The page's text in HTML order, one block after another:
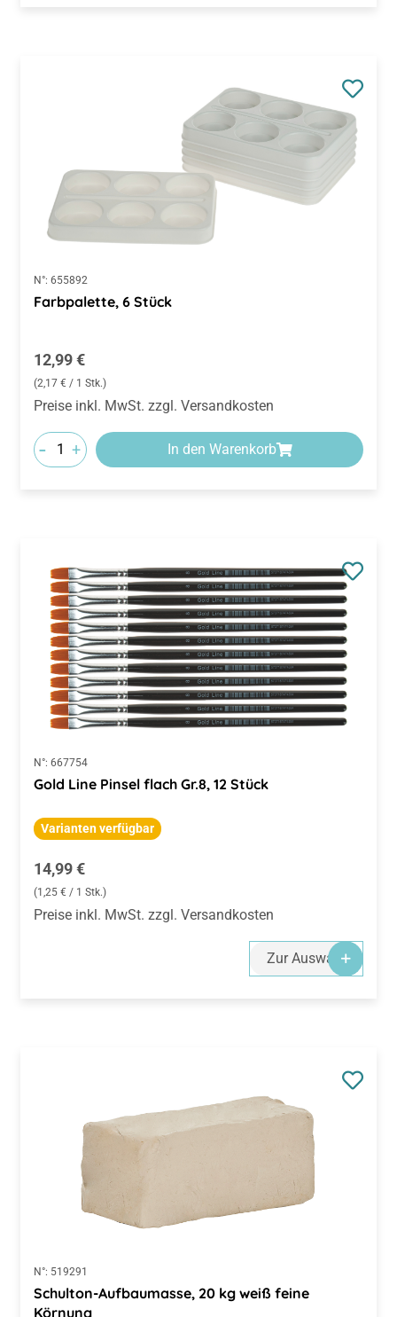
N°: 655892
Farbpalette, 6 Stück
Regulärer Preis:
12,99 €
(2,17 € / 1 Stk.)
Preise inkl. MwSt. zzgl. Versandkosten
- + In den Warenkorb
N°: 667754
Gold Line Pinsel flach Gr.8, 12 Stück
Varianten verfügbar
Regulärer Preis:
14,99 €
(1,25 € / 1 Stk.)
Preise inkl. MwSt. zzgl. Versandkosten
Zur Auswahl
N°: 519291
Schulton-Aufbaumasse, 20 kg weiß feine
Körnung